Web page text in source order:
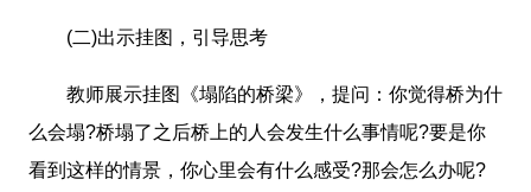
(二)出示挂图，引导思考
教师展示挂图《塌陷的桥梁》，提问：你觉得桥为什
么会塌?桥塌了之后桥上的人会发生什么事情呢?要是你
看到这样的情景，你心里会有什么感受?那会怎么办呢?